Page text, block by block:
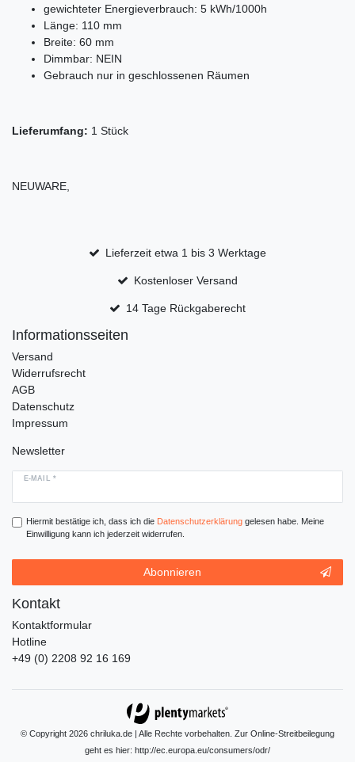
gewichteter Energieverbrauch: 5 kWh/1000h
Länge: 110 mm
Breite: 60 mm
Dimmbar: NEIN
Gebrauch nur in geschlossenen Räumen
Lieferumfang: 1 Stück
NEUWARE,
Lieferzeit etwa 1 bis 3 Werktage
Kostenloser Versand
14 Tage Rückgaberecht
Informationsseiten
Versand
Widerrufsrecht
AGB
Datenschutz
Impressum
Newsletter
E-MAIL *
Hiermit bestätige ich, dass ich die Daten­schutz­erklärunggelesen habe. Meine
Einwilligung kann ich jederzeit widerrufen.
Abonnieren
Kontakt
Kontaktformular
Hotline
+49 (0) 2208 92 16 169
© Copyright 2026 chriluka.de | Alle Rechte vorbehalten. Zur Online-Streitbeilegung
geht es hier: http://ec.europa.eu/consumers/odr/